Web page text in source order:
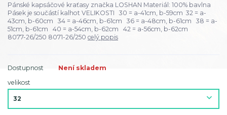
Pánské kapsáčové kraťasy značka LOSHAN Materiál: 100% bavlna
Pásek je součástí kalhot VELIKOSTI 30 = a-41cm, b-59cm 32 = a-
43cm, b-60cm 34 = a-46cm, b-61cm 36 = a-48cm, b-61cm 38 = a-
51cm, b-61cm 40 = a-54cm, b-62cm 42 = a-56cm, b-62cm
8077-26/250 8071-26/250 celý popis
Dostupnost
Není skladem
velikost